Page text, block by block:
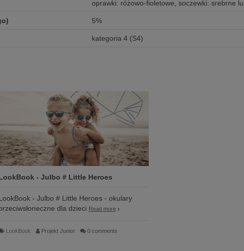
oprawki: różowo-fioletowe, soczewki: srebrne
5%
kategoria 4 (S4)
- Julbo # Little Heroes
- Julbo # Little Heroes - okulary
dla dzieci Read more
LookBook Projekt Junior 0 comments